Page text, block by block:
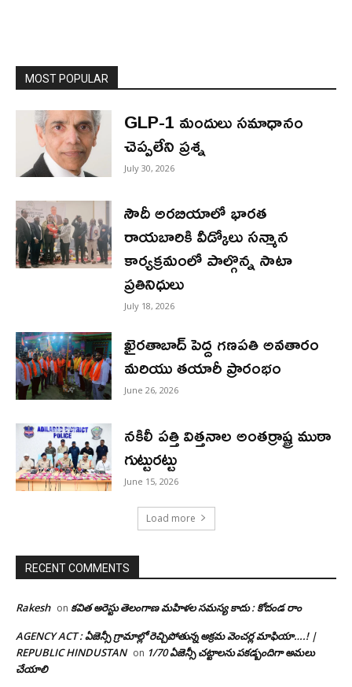
MOST POPULAR
GLP-1 మందులు సమాధానం
చెప్పలేని ప్రశ్న
July 30, 2026
సౌదీ అరబియాలో భారత
రాయబారికి వీడ్కోలు సన్మాన
కార్యక్రమంలో పాల్గొన్న సాటా
ప్రతినిధులు
July 18, 2026
ఖైరతాబాద్ పెద్ద గణపతి అవతారం
మరియు తయారీ ప్రారంభం
June 26, 2026
నకిలీ పత్తి విత్తనాల అంతర్రాష్ట్ర ముఠా
గుట్టురట్టు
June 15, 2026
Load more
RECENT COMMENTS
Rakesh on కవిత అరెస్టు తెలంగాణ మహిళల సమస్య కాదు : కోదండ రాం
AGENCY ACT : ఏజెన్సీ గ్రామాల్లో రెచ్చిపోతున్న అక్రమ వెంచర్ల మాఫియా….! |
REPUBLIC HINDUSTAN on 1/70 ఏజెన్సీ చట్టాలను పకడ్బందిగా అమలు
చేయాలి